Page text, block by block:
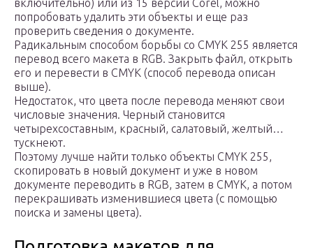
включительно) или из 15 версии Corel, можно
попробовать удалить эти объекты и еще раз
проверить сведения о документе.
Радикальным способом борьбы со CMYK 255 является
перевод всего макета в RGB. Закрыть файл, открыть
его и перевести в CMYK (способ перевода описан
выше).
Недостаток, что цвета после перевода меняют свои
числовые значения. Черный становится
четырехсоставным, красный, салатовый, желтый…
тускнеют.
Поэтому лучше найти только объекты CMYK 255,
скопировать в новый документ и уже в новом
документе переводить в RGB, затем в CMYK, а потом
перекрашивать изменившиеся цвета (с помощью
поиска и замены цвета).